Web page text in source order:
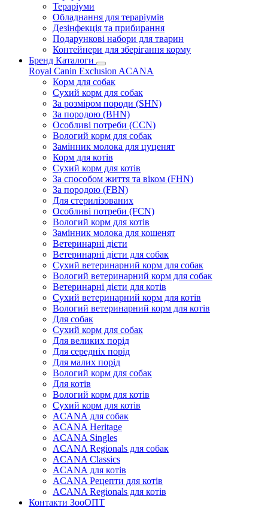
Тераріуми
Обладнання для тераріумів
Дезінфекція та прибирання
Подарункові набори для тварин
Контейнери для зберігання корму
Бренд Каталоги
Royal Canin Exclusion ACANA
Корм для собак
Сухий корм для собак
За розміром породи (SHN)
За породою (BHN)
Особливі потреби (CCN)
Вологий корм для собак
Замінник молока для цуценят
Корм для котів
Сухий корм для котів
За способом життя та віком (FHN)
За породою (FBN)
Для стерилізованих
Особливі потреби (FCN)
Вологий корм для котів
Замінник молока для кошенят
Ветеринарні дієти
Ветеринарні дієти для собак
Сухий ветеринарний корм для собак
Вологий ветеринарний корм для собак
Ветеринарні дієти для котів
Сухий ветеринарний корм для котів
Вологий ветеринарний корм для котів
Для собак
Сухий корм для собак
Для великих порід
Для середніх порід
Для малих порід
Вологий корм для собак
Для котів
Вологий корм для котів
Сухий корм для котів
ACANA для собак
ACANA Heritage
ACANA Singles
ACANA Regionals для собак
ACANA Classics
ACANA для котів
ACANA Рецепти для котів
ACANA Regionals для котів
Контакти ЗооОПТ